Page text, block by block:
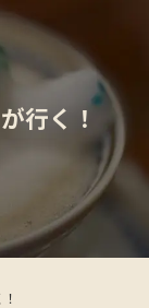
行く！